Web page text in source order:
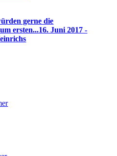
gerne die
ersten...16. Juni 2017 -